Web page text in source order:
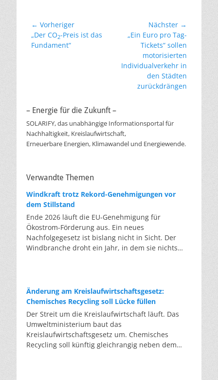
Beitragsnavigation
← Vorheriger
Vorheriger
Beitrag:
„Der CO2-Preis ist das
Fundament“
Nächster →
Nächster„Ein Euro pro Tag-
Tickets“ sollen
motorisierten
Individualverkehr in
den Städten
zurückdrängen
– Energie für die Zukunft –
SOLARIFY, das unabhängige Informationsportal für
Nachhaltigkeit, Kreislaufwirtschaft,
Erneuerbare Energien, Klimawandel und Energiewende.
Verwandte Themen
Windkraft trotz Rekord-Genehmigungen vor
dem Stillstand
Ende 2026 läuft die EU-Genehmigung für
Ökostrom-Förderung aus. Ein neues
Nachfolgegesetz ist bislang nicht in Sicht. Der
Windbranche droht ein Jahr, in dem sie nichts
die Verfahren laufen heute deutlich schneller. Die
Halbjahresbilanz der Branche bestätigt dieses
Muster: So viele Windräder wie nie zuvor wurden
genehmigt, doch im ersten Halbjahr gingen netto
nur rund zwei Gigawatt ans Netz. Der Bestand
liegt damit bei etwa 70 Gigawatt. Das gesetzliche
Zwischenziel von 84 Gigawatt zum Jahresende ist
Änderung am Kreislaufwirtschaftsgesetz:
Chemisches Recycling soll Lücke füllen
Der Streit um die Kreislaufwirtschaft läuft. Das
Umweltministerium baut das
Kreislaufwirtschaftsgesetz um. Chemisches
Recycling soll künftig gleichrangig neben dem